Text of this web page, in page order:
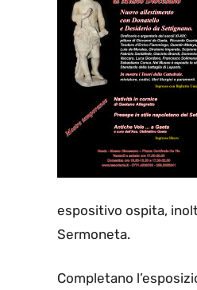
espositivo ospita,
Sermoneta.
Completano